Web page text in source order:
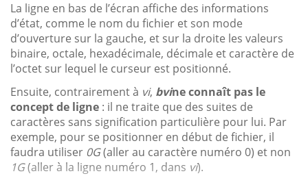
La ligne en bas de l’écran affiche des informations
d’état, comme le nom du fichier et son mode
d’ouverture sur la gauche, et sur la droite les valeurs
binaire, octale, hexadécimale, décimale et caractère de
l’octet sur lequel le curseur est positionné.
Ensuite, contrairement à vi, bvine connaît pas le
concept de ligne : il ne traite que des suites de
caractères sans signification particulière pour lui. Par
exemple, pour se positionner en début de fichier, il
faudra utiliser 0G(aller au caractère numéro 0) et non
1G(aller à la ligne numéro 1, dans vi).